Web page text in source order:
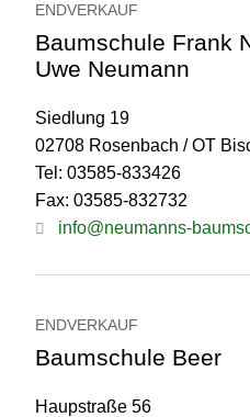
ENDVERKAUF
Baumschule Frank
Uwe Neumann
Siedlung 19
02708 Rosenbach / OT
Tel: 03585-833426
Fax: 03585-832732
info@neumanns-
ENDVERKAUF
Baumschule Beer
Haupstraße 56